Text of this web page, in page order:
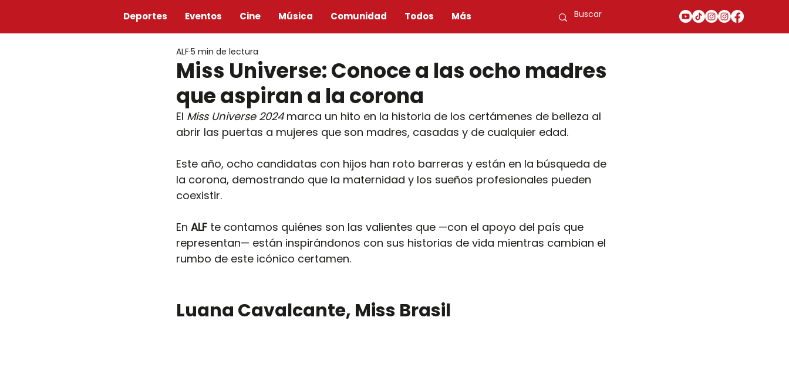
Deportes Eventos Cine Música Comunidad Todos Más
Miss Universe: Conoce a las ocho madres
que aspiran a la corona
ALF5 min de lectura
El Miss Universe 2024 marca un hito en la historia de los certámenes de belleza al
abrir las puertas a mujeres que son madres, casadas y de cualquier edad.
Este año, ocho candidatas con hijos han roto barreras y están en la búsqueda de
la corona, demostrando que la maternidad y los sueños profesionales pueden
coexistir.
En ALF te contamos quiénes son las valientes que —con el apoyo del país que
representan— están inspirándonos con sus historias de vida mientras cambian el
rumbo de este icónico certamen.
Luana Cavalcante, Miss Brasil